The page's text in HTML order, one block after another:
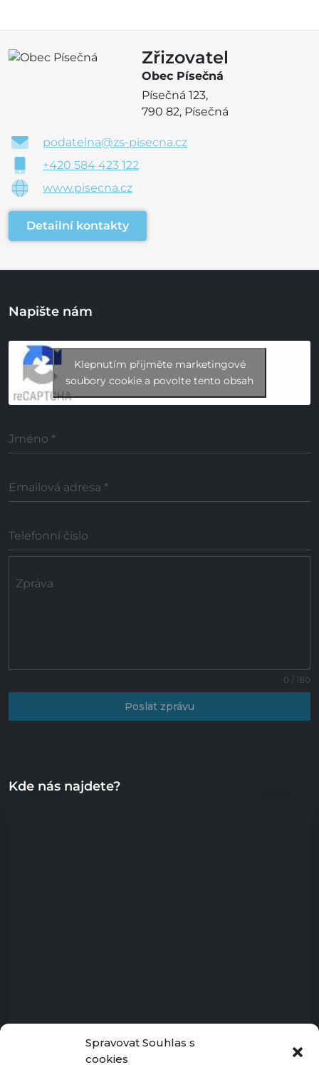
Spravovat Souhlas s
cookies
Zřizovatel
Obec Písečná
Písečná 123,
790 82, Písečná
podatelna@zs-pisecna.cz
+420 584 423 122
www.pisecna.cz
Detailní kontakty
Napište nám
Klepnutím přijměte marketingové
soubory cookie a povolte tento obsah
Jméno *
Emailová adresa *
Telefonní číslo
Zpráva
0 / 180
Poslat zprávu
Kde nás najdete?